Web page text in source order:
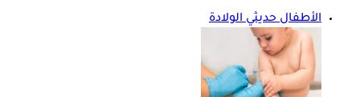
الأطفال حديثي الولادة